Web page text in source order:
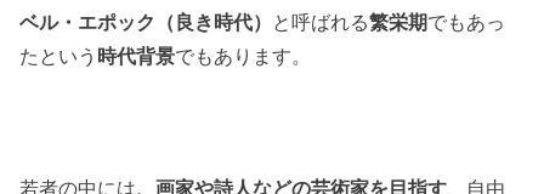
ベル・エポック（良き時代） と呼ばれる繁栄期でもあっ
たという 時代背景でもあります。
若者の中には、画家や詩人などの芸術家を目指す 、自由